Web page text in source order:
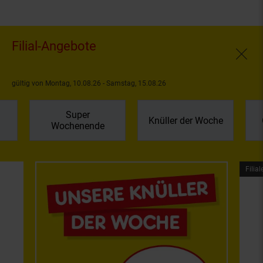
Filial-Angebote
gültig von Montag, 10.08.26 - Samstag, 15.08.26
Super
Wochenende
Knüller der Woche